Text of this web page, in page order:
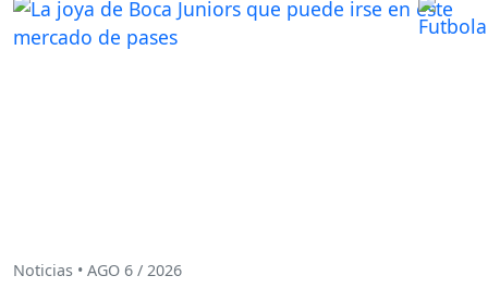
Noticias • AGO 6 / 2026